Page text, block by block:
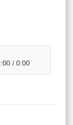
/ 0:00